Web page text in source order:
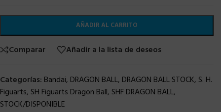
AÑADIR AL CARRITO
Comparar Añadir a la lista de deseos
Categorías: Bandai, DRAGON BALL, DRAGON BALL STOCK, S. H.
Figuarts, SH Figuarts Dragon Ball, SHF DRAGON BALL,
STOCK/DISPONIBLE